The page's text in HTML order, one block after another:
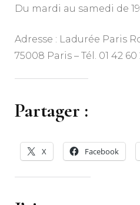
Du mardi au samedi de
Adresse : Ladurée Paris
75008 Paris – Tél. 01 42 60
Partager :
X Facebook